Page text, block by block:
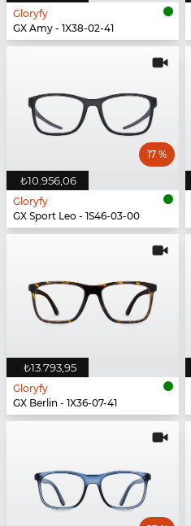
Gloryfy
GX Amy - 1X38-02-41
₺10.956,06
17 %
Gloryfy
GX Sport Leo - 1S46-03-00
₺13.793,95
Gloryfy
GX Berlin - 1X36-07-41